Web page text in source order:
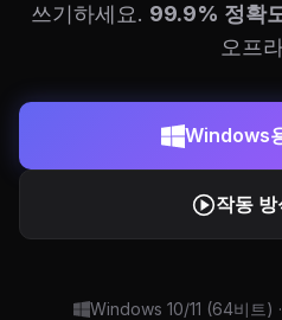
쓰기하세요. 99.9% 정확
오프
Windows
작동 방
Windows 10/11 (64비트)